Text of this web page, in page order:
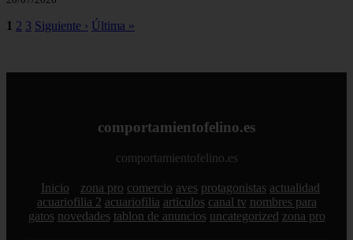
1 2 3 Siguiente › Última »
comportamientofelino.es
comportamientofelino.es
Inicio zona pro comercio aves protagonistas actualidad
acuariofilia 2 acuariofilia articulos canal tv nombres para
gatos novedades tablon de anuncios uncategorized zona pro